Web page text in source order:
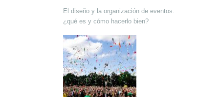
El diseño y la organización de eventos:
¿qué es y cómo hacerlo bien?